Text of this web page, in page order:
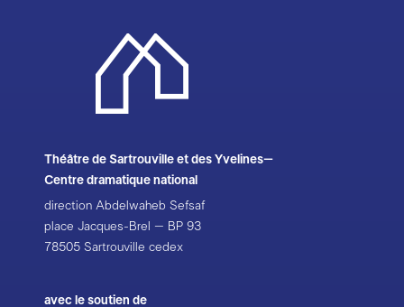
Théâtre de Sartrouville et des Yvelines–
Centre dramatique national
direction Abdelwaheb Sefsaf
place Jacques-Brel – BP 93
78505 Sartrouville cedex
avec le soutien de